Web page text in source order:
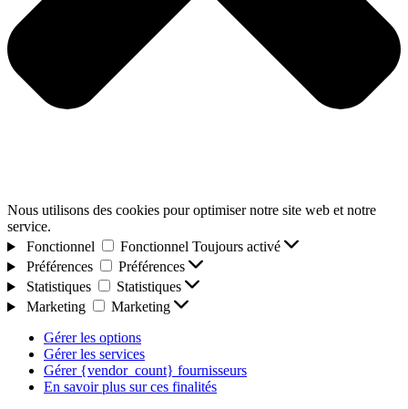
Nous utilisons des cookies pour optimiser notre site web et notre
service.
Fonctionnel
Fonctionnel Toujours activé
Préférences
Préférences
Statistiques
Statistiques
Marketing
Marketing
Gérer les options
Gérer les services
Gérer {vendor_count} fournisseurs
En savoir plus sur ces finalités